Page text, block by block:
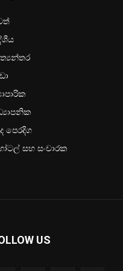
පෙරදිග
සහ සංචාරක
US